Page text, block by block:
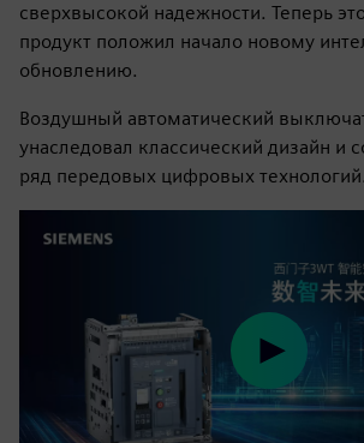
сверхвысокой надежности. Теперь
продукт положил начало новому
обновлению.
Воздушный автоматический
унаследовал классический дизайн и
ряд передовых цифровых технологий.
Play